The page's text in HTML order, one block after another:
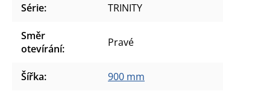
Série: TRINITY
Směr
otevírání: Pravé
Šířka: 900 mm